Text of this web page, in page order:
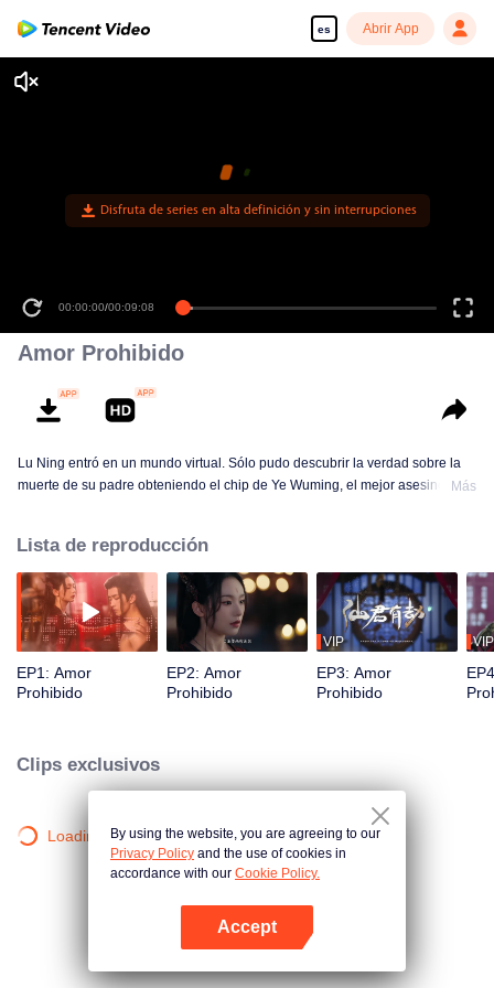
es Abrir App
Disfruta de series en alta definición y sin interrupciones
00:00:00/00:09:08
Amor Prohibido
Lu Ning entró en un mundo virtual. Sólo pudo descubrir la verdad sobre la
muerte de su padre obteniendo el chip de Ye Wuming, el mejor asesino del
Desafortunadamente, la identidad que usó Lu Ning fue Hei Lian, quien
causó la vida miserable de Ye Wuning durante miles de años.
Más
Lista de reproducción
EP1: Amor
Prohibido
EP2: Amor
Prohibido
VIP
EP3: Amor
Prohibido
VIP
Clips exclusivos
Loading…By using the website, you are agreeing to our
Privacy Policy and the use of cookies in
accordance with our Cookie Policy.
Accept